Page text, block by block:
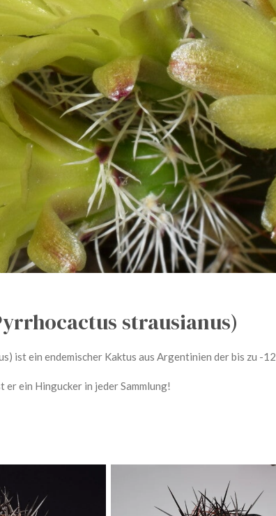
strausianus)
ist ein endemischer Kaktus aus Argentinien der bis zu -
er ein Hingucker in jeder Sammlung!